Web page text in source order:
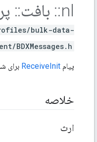
nl
:: بافت::
bulk-data-
BDXMessages.h>
پیام ReceiveInit برای
خلاصه
ارث